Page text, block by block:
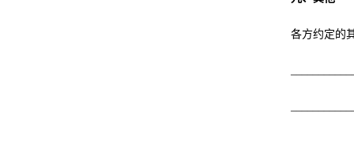
各方约定的